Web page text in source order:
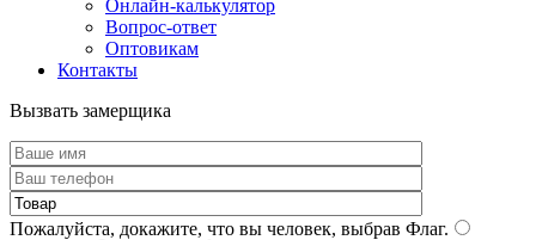
Онлайн-калькулятор
Вопрос-ответ
Оптовикам
Контакты
Вызвать замерщика
Пожалуйста, докажите, что вы человек, выбрав Флаг.